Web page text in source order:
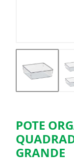
POTE
GRANDE